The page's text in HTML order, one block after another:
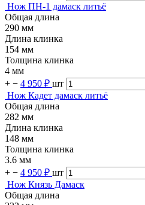
Нож ПН-1 дамаск литьё
Общая длина
290 мм
Длина клинка
154 мм
Толщина клинка
4 мм
+ − 4 950 ₽ шт
Нож Кадет дамаск литьё
Общая длина
282 мм
Длина клинка
148 мм
Толщина клинка
3.6 мм
+ − 4 950 ₽ шт
Нож Князь Дамаск
Общая длина